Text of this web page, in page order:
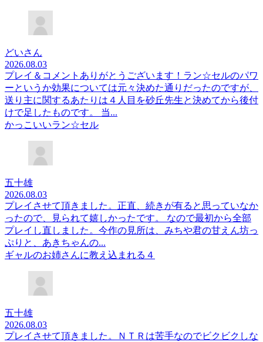
どいさん
2026.08.03
プレイ＆コメントありがとうございます！ラン☆セルのパワ
ーというか効果については元々決めた通りだったのですが、
送り主に関するあたりは４人目を砂丘先生と決めてから後付
けで足したものです。 当...
かっこいいラン☆セル
五十雄
2026.08.03
プレイさせて頂きました。正直、続きが有ると思っていなか
ったので、見られて嬉しかったです。 なので最初から全部
プレイし直しました。今作の見所は、みちや君の甘えん坊っ
ぷりと、あきちゃんの...
ギャルのお姉さんに教え込まれる４
五十雄
2026.08.03
プレイさせて頂きました。ＮＴＲは苦手なのでビクビクしな